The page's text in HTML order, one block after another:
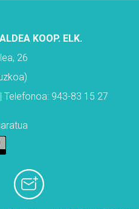
KOOP. ELK.
26
Telefonoa: 943-83 15 27